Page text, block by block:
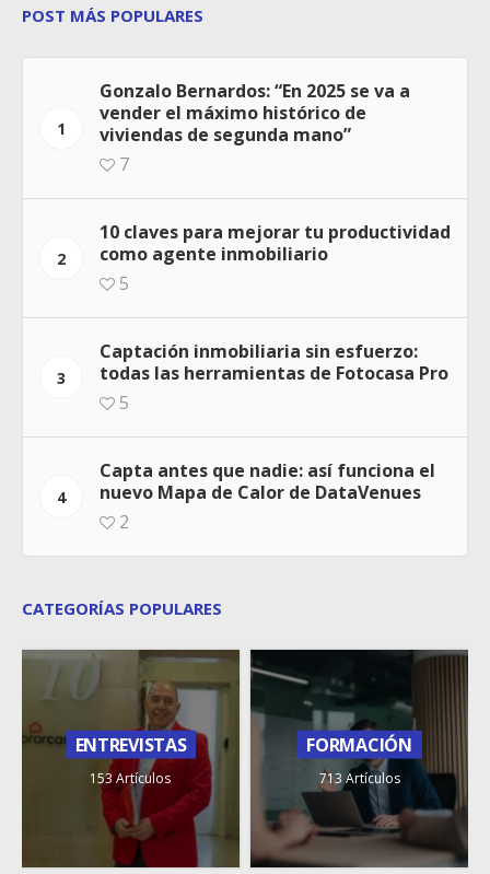
POST MÁS POPULARES
1
Gonzalo Bernardos: “En 2025 se va a
vender el máximo histórico de
viviendas de segunda mano”
7
2
10 claves para mejorar tu productividad
como agente inmobiliario
5
3
Captación inmobiliaria sin esfuerzo:
todas las herramientas de Fotocasa Pro
5
4
Capta antes que nadie: así funciona el
nuevo Mapa de Calor de DataVenues
2
CATEGORÍAS POPULARES
ENTREVISTAS
153 Artículos
FORMACIÓN
713 Artículos